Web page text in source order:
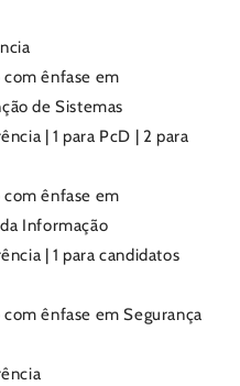
ênfase em
de Sistemas
| 1 para PcD | 2 para
ênfase em
Informação
| 1 para candidatos
ênfase em Segurança